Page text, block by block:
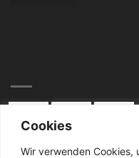
Cookies
Wir verwenden Cookies,